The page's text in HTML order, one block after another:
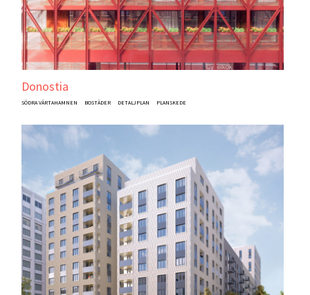
Donostia
SÖDRA VÄRTAHAMNEN BOSTÄDER DETALJPLAN PLANSKEDE